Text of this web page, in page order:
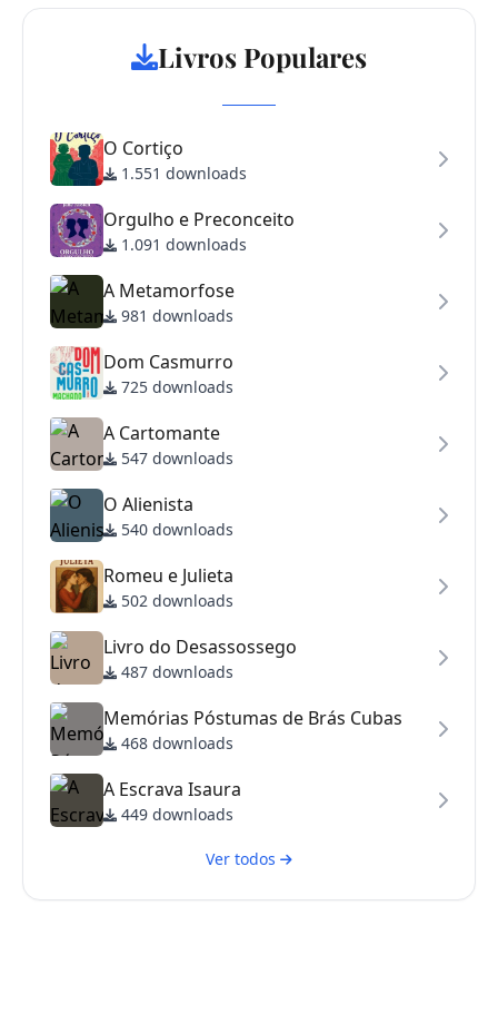
Livros Populares
O Cortiço
1.551 downloads
Orgulho e Preconceito
1.091 downloads
A Metamorfose
981 downloads
Dom Casmurro
725 downloads
A Cartomante
547 downloads
O Alienista
540 downloads
Romeu e Julieta
502 downloads
Livro do Desassossego
487 downloads
Memórias Póstumas de Brás Cubas
468 downloads
A Escrava Isaura
449 downloads
Ver todos